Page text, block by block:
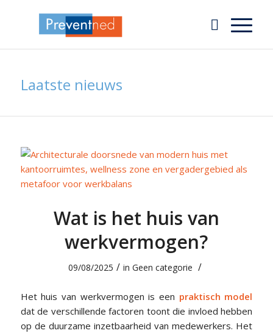
Laatste nieuws
Wat is het huis van
werkvermogen?
09/08/2025 / in Geen categorie /
Het huis van werkvermogen is een praktisch model
dat de verschillende factoren toont die invloed hebben
op de duurzame inzetbaarheid van medewerkers. Het